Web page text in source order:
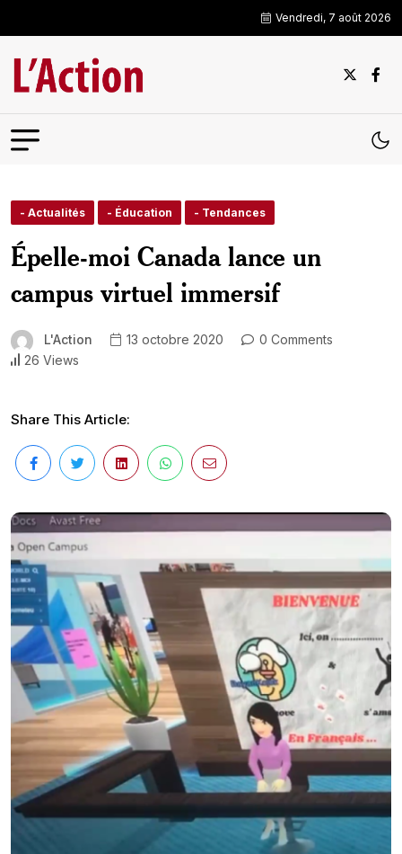
Vendredi, 7 août 2026
- Actualités - Éducation - Tendances
Épelle-moi Canada lance un
campus virtuel immersif
L'Action 13 octobre 2020
0 Comments
26 Views
Share This Article: